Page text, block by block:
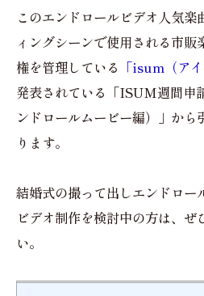
このエンドロールビデオ人気
ィングシーンで使用される市
権を管理している 「isum（ア
発表されている「ISUM週間申
ンドロールムービー編）」か
ります。
結婚式の撮って出しエンドロー
ビデオ制作を検討中の方は、ぜ
い。